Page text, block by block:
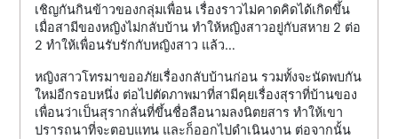
เชิญกันกินข้าวของกลุ่มเพื่อน เรื่องราวไม่คาดคิดได้เกิดขึ้น
เมื่อสามีของหญิงไม่กลับบ้าน ทำให้หญิงสาวอยู่กับสหาย 2 ต่อ
2 ทำให้เพื่อนรับรักกับหญิงสาว แล้ว…
หญิงสาวโทรมาขออภัยเรื่องกลับบ้านก่อน รวมทั้งจะนัดพบกัน
ใหม่อีกรอบหนึ่ง ต่อไปตัดภาพมาที่สามีคุยเรื่องสุราที่บ้านของ
เพื่อนว่าเป็นสุรากลั่นที่ขึ้นชื่อลือนามลงนิตยสาร ทำให้เขา
ปรารถนาที่จะตอบแทน และก็ออกไปดำเนินงาน ต่อจากนั้น